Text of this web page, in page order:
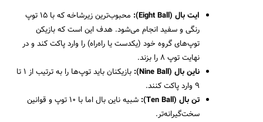
ایت بال (Eight Ball):
محبوب‌ترین زیرشاخه که با ۱۵ توپ
رنگی و سفید انجام می‌شود. هدف این است که بازیکن
توپ‌های گروه خود (یکدست یا راه‌راه) را وارد پاکت کند و در
نهایت توپ ۸ را بزند.
ناین بال (Nine Ball):
بازیکنان باید توپ‌ها را به ترتیب از ۱ تا
۹ وارد پاکت کنند.
تن بال (Ten Ball):
شبیه ناین بال اما با ۱۰ توپ و قوانین
سخت‌گیرانه‌تر.